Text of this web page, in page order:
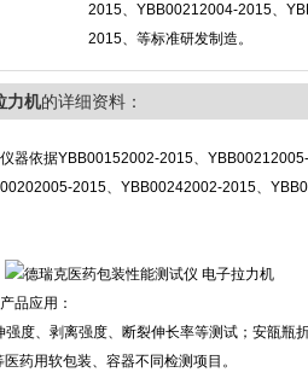
2015、YBB00212004-2015、
2015、等标准研发制造。
力机的详细资料：
器依据YBB00152002-2015、
2015、YBB00242002-2015、
品应用：
度、剥离强度、断裂伸长率等测试；安瓿瓶
药用软包装、容器不同检测项目。